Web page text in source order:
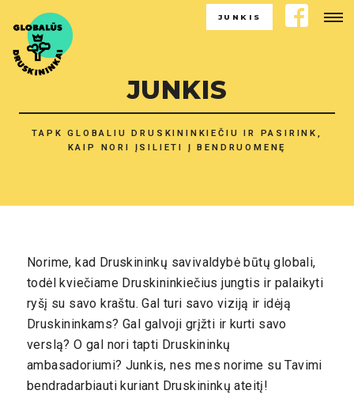
JUNKIS
JUNKIS
TAPK GLOBALIU DRUSKININKIEČIU IR PASIRINK,
KAIP NORI ĮSILIETI Į BENDRUOMENĘ
Norime, kad Druskininkų savivaldybė būtų globali,
todėl kviečiame Druskininkiečius jungtis ir palaikyti
ryšį su savo kraštu. Gal turi savo viziją ir idėją
Druskininkams? Gal galvoji grįžti ir kurti savo
verslą? O gal nori tapti Druskininkų
ambasadoriumi? Junkis, nes mes norime su Tavimi
bendradarbiauti kuriant Druskininkų ateitį!